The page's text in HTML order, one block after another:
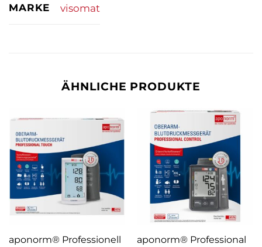
MARKE visomat
ÄHNLICHE PRODUKTE
aponorm® Professionell
aponorm® Professional